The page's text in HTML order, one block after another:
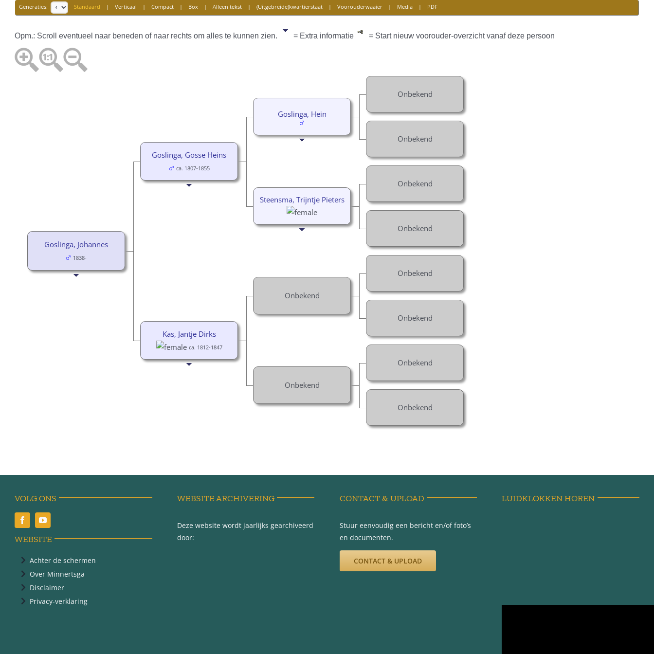
Generaties: Standaard | Verticaal | Compact| Box| Alleen tekst| (Uitgebreide)kwartierstaat| Voorouderwaaier| Media| PDF
Opm.: Scroll eventueel naar beneden of naar rechts om alles te kunnen zien. = Extra informatie = Start nieuw voorouder-overzicht vanaf deze persoon
Goslinga, Johannes
1838-
Goslinga, Gosse Heins
ca. 1807-1855
Goslinga, Hein
Onbekend
Onbekend
Steensma, Trijntje Pieters
Onbekend
Onbekend
Kas, Jantje Dirks
ca. 1812-1847
Onbekend
Onbekend
Onbekend
Onbekend
Onbekend
Onbekend
VOLG ONS
WEBSITE
Achter de schermen
Over Minnertsga
Disclaimer
Privacy-verklaring
WEBSITE ARCHIVERING
Deze website wordt jaarlijks gearchiveerd
door:
CONTACT & UPLOAD
Stuur eenvoudig een bericht en/of foto’s
en documenten.
CONTACT & UPLOAD
LUIDKLOKKEN HOREN